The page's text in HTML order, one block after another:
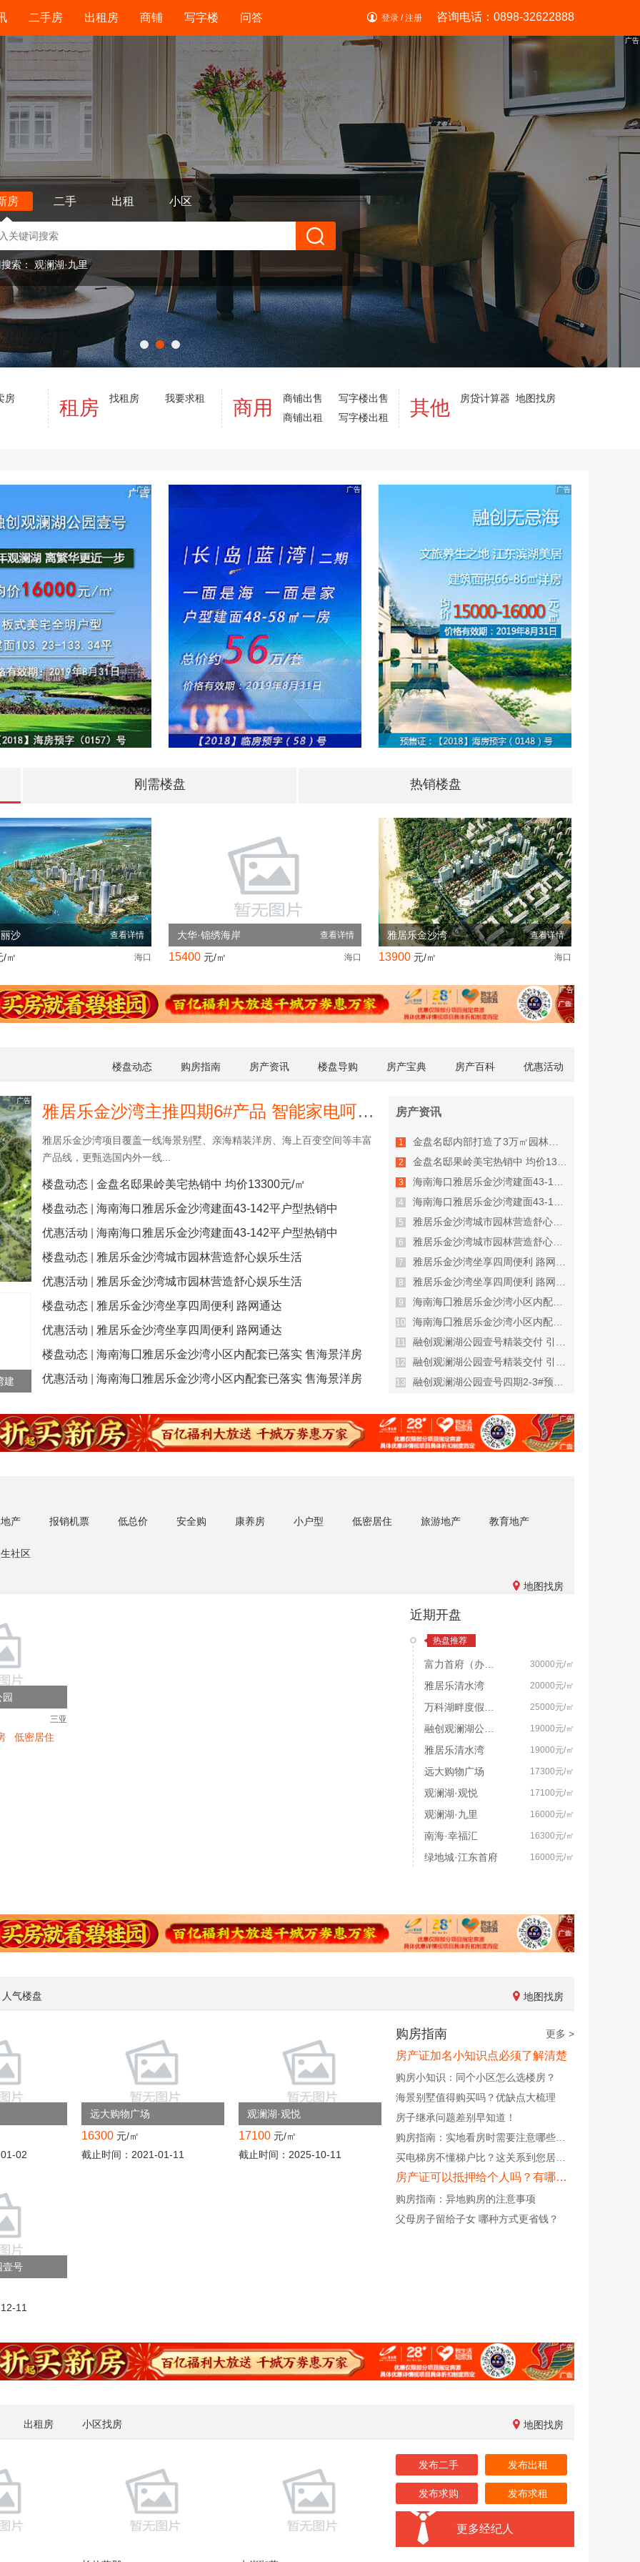
二手房 出租房 商铺 写字楼 问答 咨询电话：0898-32622888
登录 /注册
房 二手 出租 小区
索： 观澜湖·九里
房 租房 找租房 我要求租 商用 商铺出售
写字楼出售
商铺出租
写字楼出租 其他 房贷计算器 地图找房
刚需楼盘 热销楼盘
查看详情
沙
海口
/㎡
查看详情
大华·锦绣海岸
海口
15400 元/㎡
查看详情
雅居乐金沙湾
海口
13900 元/㎡
楼盘动态 购房指南 房产资讯 楼盘导购 房产宝典 房产百科 优惠活动
建
雅居乐金沙湾主推四期6#产品 智能家电呵护安全
雅居乐金沙湾项目覆盖一线海景别墅、亲海精装洋房、海上百变空间等丰富
产品线，更甄选国内外一线...
楼盘动态
金盘名邸果岭美宅热销中 均价13300元/㎡
楼盘动态
海南海口雅居乐金沙湾建面43-142平户型热销中
优惠活动
海南海口雅居乐金沙湾建面43-142平户型热销中
楼盘动态
雅居乐金沙湾城市园林营造舒心娱乐生活
优惠活动
雅居乐金沙湾城市园林营造舒心娱乐生活
楼盘动态
雅居乐金沙湾坐享四周便利 路网通达
优惠活动
雅居乐金沙湾坐享四周便利 路网通达
楼盘动态
海南海囗雅居乐金沙湾小区内配套已落实 售海景洋房
优惠活动
海南海囗雅居乐金沙湾小区内配套已落实 售海景洋房
房产资讯
1 金盘名邸内部打造了3万㎡园林景观
2 金盘名邸果岭美宅热销中 均价13300元/㎡
3 海南海口雅居乐金沙湾建面43-142平户型热销中
4 海南海口雅居乐金沙湾建面43-142平户型热销中
5 雅居乐金沙湾城市园林营造舒心娱乐生活
6 雅居乐金沙湾城市园林营造舒心娱乐生活
7 雅居乐金沙湾坐享四周便利 路网通达
8 雅居乐金沙湾坐享四周便利 路网通达
9 海南海囗雅居乐金沙湾小区内配套已落实 售海景洋房
10 海南海囗雅居乐金沙湾小区内配套已落实 售海景洋房
11 融创观澜湖公园壹号精装交付 引入品牌进行布置
12 融创观澜湖公园壹号精装交付 引入品牌进行布置
13 融创观澜湖公园壹号四期2-3#预计2020年12月交房
产 报销机票 低总价 安全购 康养房 小户型 低密居住 旅游地产 教育地产
社区
地图找房
三亚
低密居住
近期开盘
热盘推荐
30000元/㎡
雅居乐清水湾 20000元/㎡
25000元/㎡
19000元/㎡
雅居乐清水湾 19000元/㎡
远大购物广场 17300元/㎡
观澜湖·观悦 17100元/㎡
观澜湖·九里 16000元/㎡
南海·幸福汇 16300元/㎡
绿地城·江东首府 16000元/㎡
人气楼盘 地图找房
02
远大购物广场
16300 元/㎡
截止时间：2021-01-11
观澜湖·观悦
17100 元/㎡
截止时间：2025-10-11
壹号
11
购房指南 更多 >
房产证加名小知识点必须了解清楚
购房小知识：同个小区怎么选楼房？
海景别墅值得购买吗？优缺点大梳理
房子继承问题差别早知道！
房产证可以抵押给个人吗？有哪些注意事项？
购房指南：异地购房的注意事项
父母房子留给子女 哪种方式更省钱？
出租房 小区找房 地图找房
发布二手 发布出租
发布求购 发布求租
更多经纪人